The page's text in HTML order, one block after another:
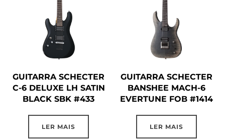
GUITARRA SCHECTER
C-6 DELUXE LH SATIN
BLACK SBK #433
LER MAIS
GUITARRA SCHECTER
BANSHEE MACH-6
EVERTUNE FOB #1414
LER MAIS